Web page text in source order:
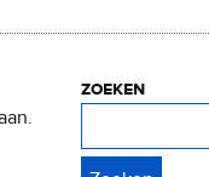
zoeken